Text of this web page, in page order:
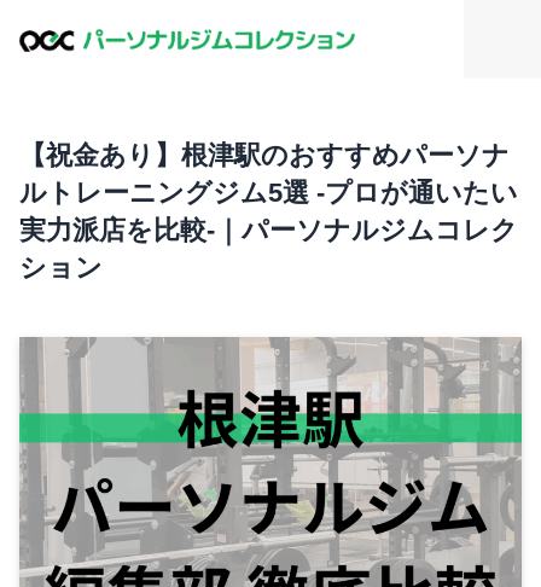
【祝金あり】根津駅のおすすめパーソナ
ルトレーニングジム5選 -プロが通いたい
実力派店を比較-｜パーソナルジムコレク
ション